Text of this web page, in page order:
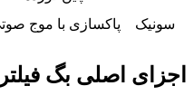
سونیک
پاکسازی با موج
اجزای اصلی بگ